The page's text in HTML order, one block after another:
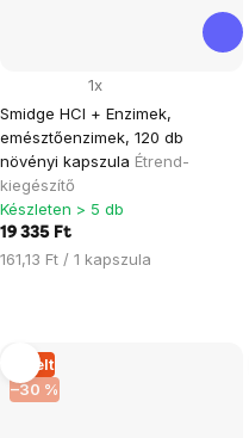
Smidge HCl + Enzimek,
emésztőenzimek, 120 db
növényi kapszula Étrend-
kiegészítő
1x
Készleten > 5 db
19 335 Ft
Egységár:
161,13 Ft / 1 kapszula
Elkelt
–30 %